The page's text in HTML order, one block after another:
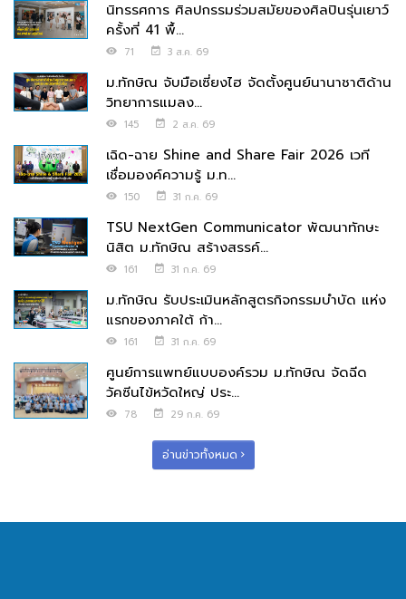
นิทรรศการ ศิลปกรรมร่วมสมัยของศิลปินรุ่นเยาว์
ครั้งที่ 41 พื้...
71 3 ส.ค. 69
ม.ทักษิณ จับมือเซี่ยงไฮ จัดตั้งศูนย์นานาชาติด้าน
วิทยาการแมลง...
145 2 ส.ค. 69
เฉิด-ฉาย Shine and Share Fair 2026 เวที
เชื่อมองค์ความรู้ ม.ท...
150 31 ก.ค. 69
TSU NextGen Communicator พัฒนาทักษะ
นิสิต ม.ทักษิณ สร้างสรรค์...
161 31 ก.ค. 69
ม.ทักษิณ รับประเมินหลักสูตรกิจกรรมบำบัด แห่ง
แรกของภาคใต้ ก้า...
161 31 ก.ค. 69
ศูนย์การแพทย์แบบองค์รวม ม.ทักษิณ จัดฉีด
วัคซีนไข้หวัดใหญ่ ประ...
78 29 ก.ค. 69
อ่านข่าวทั้งหมด